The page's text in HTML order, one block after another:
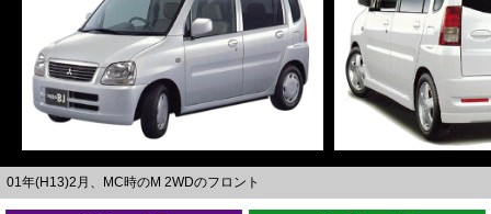
01年(H13)2月、MC時のM 2WDのフロント